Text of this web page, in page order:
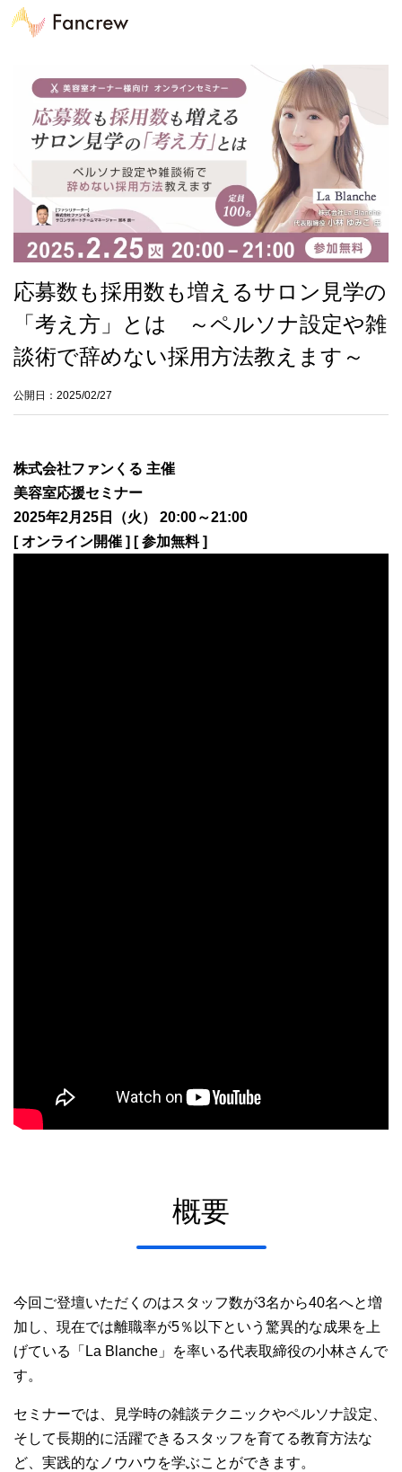
応募数も採用数も増えるサロン見学の
「考え方」とは ～ペルソナ設定や雑
談術で辞めない採用方法教えます～
公開日：2025/02/27
株式会社ファンくる 主催
美容室応援セミナー
2025年2月25日（火） 20:00～21:00
[ オンライン開催 ] [ 参加無料 ]
概要
今回ご登壇いただくのはスタッフ数が3名から40名へと増
加し、現在では離職率が5％以下という驚異的な成果を上
げている「La Blanche」を率いる代表取締役の小林さんで
す。
セミナーでは、見学時の雑談テクニックやペルソナ設定、
そして長期的に活躍できるスタッフを育てる教育方法な
ど、実践的なノウハウを学ぶことができます。